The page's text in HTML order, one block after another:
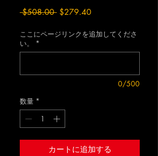
$508.00 通
価
$279.40セ
ル
格
ここにページリンクを追加してくださ
い。
*
0/500
数量 *
カートに追加する